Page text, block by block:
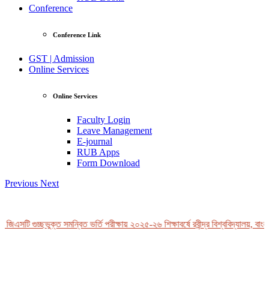
Conference
Conference Link
GST | Admission
Online Services
Online Services
Faculty Login
Leave Management
E-journal
RUB Apps
Form Download
Previous Next
গুচ্ছভুক্ত সমন্বিত ভর্তি পরীক্ষায় ২০২৫-২৬ শিক্ষাবর্ষে রবীন্দ্র বিশ্ববিদ্যালয়,